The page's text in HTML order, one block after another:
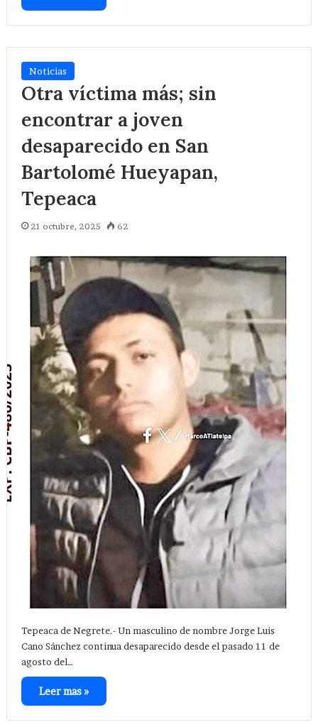
Noticias
Otra víctima más; sin
encontrar a joven
desaparecido en San
Bartolomé Hueyapan,
Tepeaca
21 octubre, 2025 62
Tepeaca de Negrete.- Un masculino de nombre Jorge Luis
Cano Sánchez continua desaparecido desde el pasado 11 de
agosto del…
Leer mas »